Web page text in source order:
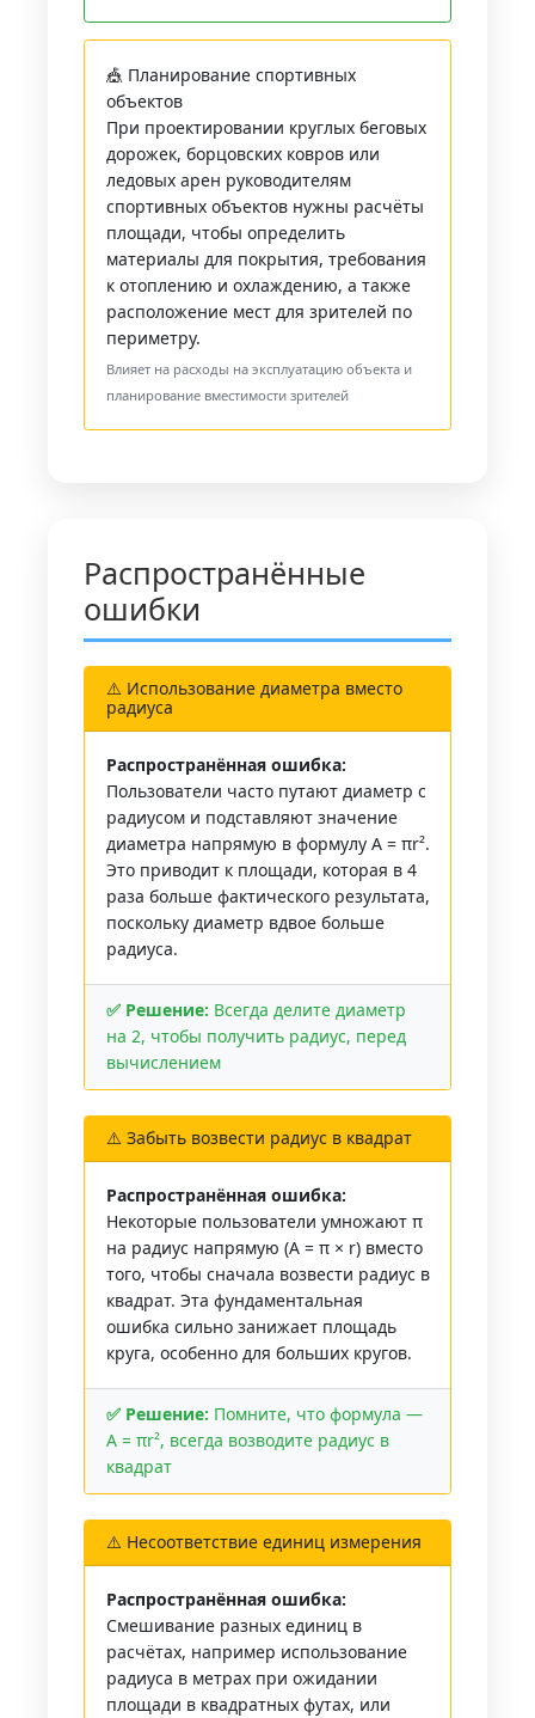
🎪 Планирование спортивных
объектов
При проектировании круглых беговых
дорожек, борцовских ковров или
ледовых арен руководителям
спортивных объектов нужны расчёты
площади, чтобы определить
материалы для покрытия, требования
к отоплению и охлаждению, а также
расположение мест для зрителей по
периметру.
Влияет на расходы на эксплуатацию объекта и
планирование вместимости зрителей
Распространённые
ошибки
⚠️ Использование диаметра вместо
радиуса
Распространённая ошибка:
Пользователи часто путают диаметр с
радиусом и подставляют значение
диаметра напрямую в формулу A = πr².
Это приводит к площади, которая в 4
раза больше фактического результата,
поскольку диаметр вдвое больше
радиуса.
✅ Решение: Всегда делите диаметр
на 2, чтобы получить радиус, перед
вычислением
⚠️ Забыть возвести радиус в квадрат
Распространённая ошибка:
Некоторые пользователи умножают π
на радиус напрямую (A = π × r) вместо
того, чтобы сначала возвести радиус в
квадрат. Эта фундаментальная
ошибка сильно занижает площадь
круга, особенно для больших кругов.
✅ Решение: Помните, что формула —
A = πr², всегда возводите радиус в
квадрат
⚠️ Несоответствие единиц измерения
Распространённая ошибка:
Смешивание разных единиц в
расчётах, например использование
радиуса в метрах при ожидании
площади в квадратных футах, или